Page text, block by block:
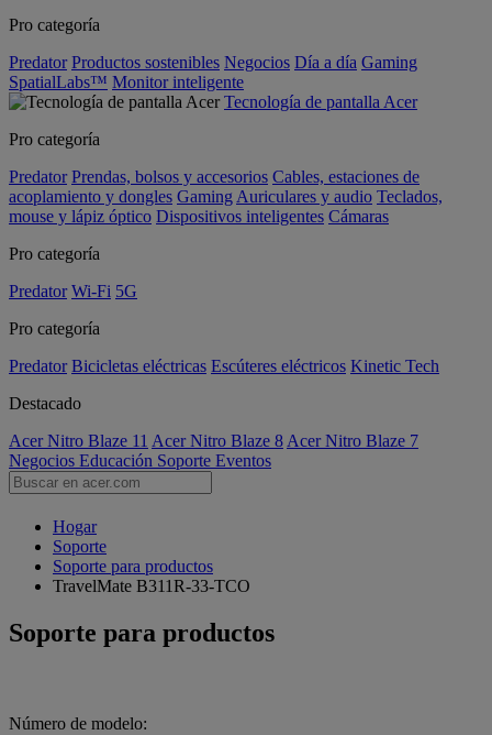
Pro categoría
Predator Productos sostenibles Negocios Día a día Gaming
SpatialLabs™ Monitor inteligente
Tecnología de pantalla Acer
Pro categoría
Predator Prendas, bolsos y accesorios Cables, estaciones de
acoplamiento y dongles Gaming Auriculares y audio Teclados,
mouse y lápiz óptico Dispositivos inteligentes Cámaras
Pro categoría
Predator Wi-Fi 5G
Pro categoría
Predator Bicicletas eléctricas Escúteres eléctricos Kinetic Tech
Destacado
Acer Nitro Blaze 11 Acer Nitro Blaze 8 Acer Nitro Blaze 7
Negocios Educación Soporte Eventos
Hogar
Soporte
Soporte para productos
TravelMate B311R-33-TCO
Soporte para productos
Número de modelo: